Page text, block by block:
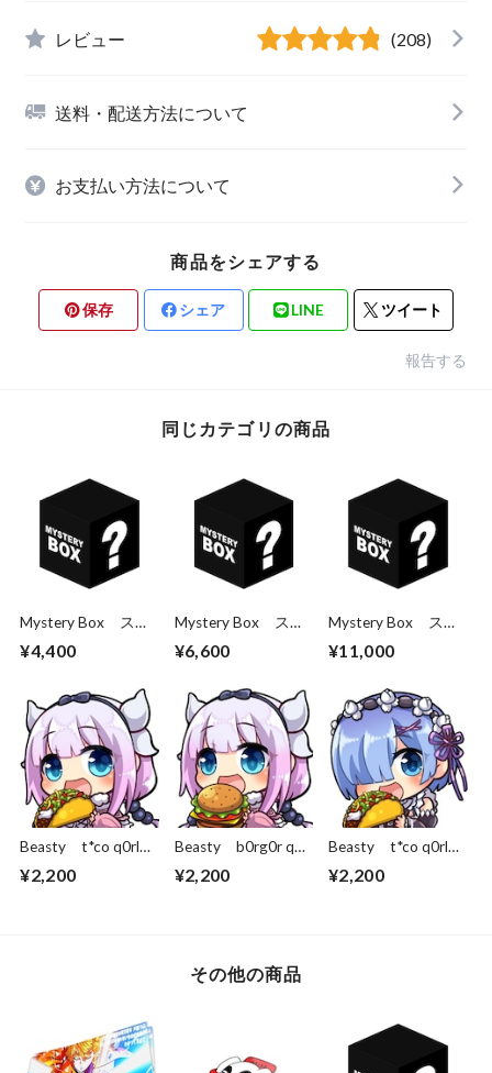
レビュー (208)
送料・配送方法について
お支払い方法について
商品をシェアする
保存 シェア LINE ツイート
報告する
同じカテゴリの商品
Mystery Box ステ
¥4,400
Mystery Box ステ
¥6,600
Mystery Box ステ
¥11,000
Beasty t*co q0rl
¥2,200
Beasty b0rg0r q0rl
¥2,200
Beasty t*co q0rl
¥2,200
その他の商品